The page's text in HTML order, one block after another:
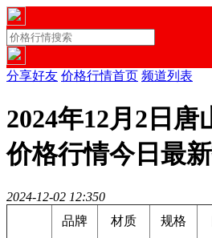
分享好友 价格行情首页 频道列表
2024年12月2日
价格行情今日最
2024-12-02 12:350
品牌
材质 规格